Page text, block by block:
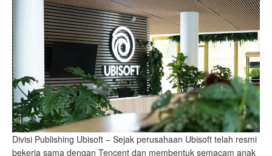
Divisi Publishing Ubisoft – Sejak perusahaan Ubisoft telah resmi
bekerja sama dengan Tencent dan membentuk semacam anak